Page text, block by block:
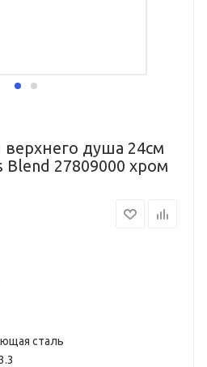
душа 24см
Blend 27809000 хром
сталь